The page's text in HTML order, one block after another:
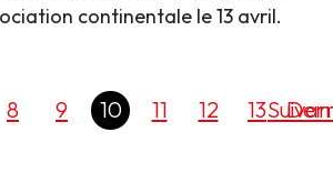
continentale le 13 avril.
8 9 10 11 12 13